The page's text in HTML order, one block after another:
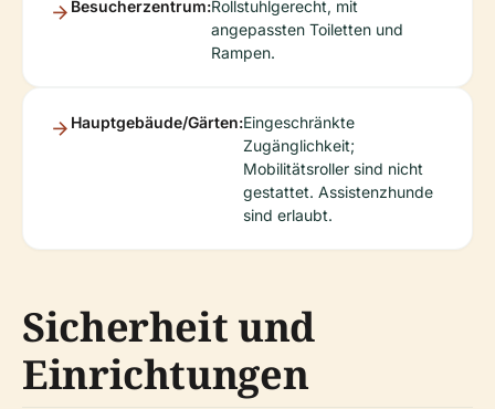
Besucherzentrum:Rollstuhlgerecht, mit
angepassten Toiletten und
Rampen.
Hauptgebäude/Gärten:Eingeschränkte
Zugänglichkeit;
Mobilitätsroller sind nicht
gestattet. Assistenzhunde
sind erlaubt.
Sicherheit und
Einrichtungen